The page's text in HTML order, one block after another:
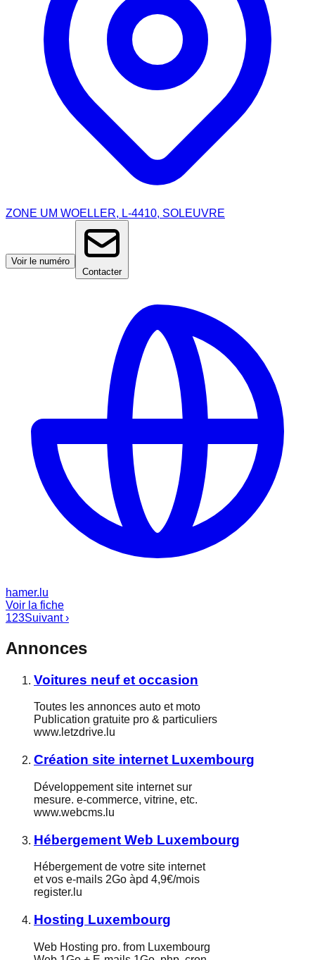
ZONE UM WOELLER, L-4410, SOLEUVRE
Voir le numéro
Contacter
hamer.lu
Voir la fiche
123Suivant ›
Annonces
Voitures neuf et occasion
Toutes les annonces auto et moto
Publication gratuite pro & particuliers
www.letzdrive.lu
Création site internet Luxembourg
Développement site internet sur
mesure. e-commerce, vitrine, etc.
www.webcms.lu
Hébergement Web Luxembourg
Hébergement de votre site internet
et vos e-mails 2Go àpd 4,9€/mois
register.lu
Hosting Luxembourg
Web Hosting pro. from Luxembourg